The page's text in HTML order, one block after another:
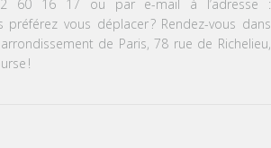
60 16 17 ou par e-mail à l’adresse :
préférez vous déplacer? Rendez-vous dans
arrondissement de Paris, 78 rue de Richelieu,
!